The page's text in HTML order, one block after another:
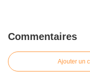
Commentaires
Ajouter un